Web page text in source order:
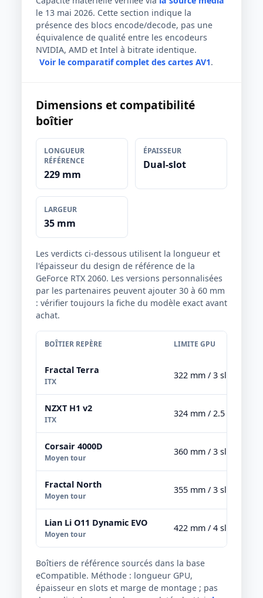
le 13 mai 2026. Cette section indique la
présence des blocs encode/decode, pas une
équivalence de qualité entre les encodeurs
NVIDIA, AMD et Intel à bitrate identique.
Voir le comparatif complet des cartes AV1.
Dimensions et compatibilité
boîtier
LONGUEUR
RÉFÉRENCE
229 mm
ÉPAISSEUR
Dual-slot
LARGEUR
35 mm
Les verdicts ci-dessous utilisent la longueur et
l'épaisseur du design de référence de la
GeForce RTX 2060. Les versions personnalisées
par les partenaires peuvent ajouter 30 à 60 mm
: vérifier toujours la fiche du modèle exact avant
achat.
BOÎTIER REPÈRE LIMITE GPU
Fractal Terra
ITX
322 mm / 3 slots
NZXT H1 v2
ITX
324 mm / 2.5 slots
Corsair 4000D
Moyen tour
360 mm / 3 slots
Fractal North
Moyen tour
355 mm / 3 slots
Lian Li O11 Dynamic EVO
Moyen tour
422 mm / 4 slots
Boîtiers de référence sourcés dans la base
eCompatible. Méthode : longueur GPU,
épaisseur en slots et marge de montage ; pas